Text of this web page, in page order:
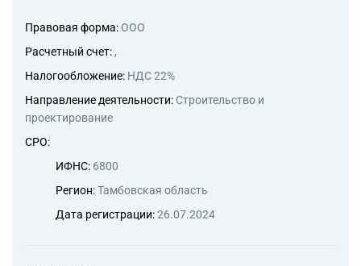
Правовая форма: ООО
Расчетный счет: ,
Налогообложение: НДС 22%
Направление деятельности: Строительство и
проектирование
СРО:
ИФНС: 6800
Регион:Тамбовская область
Дата регистрации:26.07.2024